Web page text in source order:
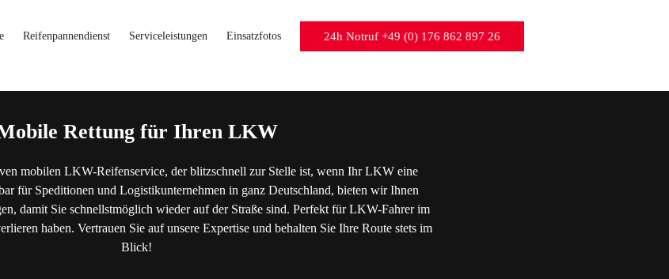
Reifenpannendienst Serviceleistungen Einsatzfotos 24h Notruf +49 (0) 176 862 897 26
Rettung für Ihren LKW
mobilen LKW-Reifenservice, der blitzschnell zur Stelle ist, wenn Ihr LKW eine
für Speditionen und Logistikunternehmen in ganz Deutschland, bieten wir Ihnen
damit Sie schnellstmöglich wieder auf der Straße sind. Perfekt für LKW-Fahrer im
haben. Vertrauen Sie auf unsere Expertise und behalten Sie Ihre Route stets im
Blick!